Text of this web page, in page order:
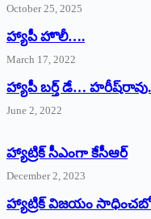
October 25, 2025
హ్యాపీ హొలీ….
March 17, 2022
హ్యాపీ బర్త్ ‌డే…
June 2, 2022
హ్యాట్రిక్‌ ‌సీఎంగా కేసీఆర్‌
December 2, 2023
హ్యాట్రిక్‌ విజయం